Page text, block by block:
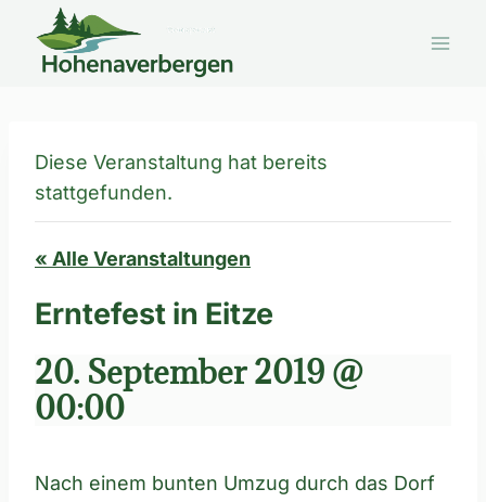
Inhalt
springen
Diese Veranstaltung hat bereits
stattgefunden.
« Alle Veranstaltungen
Erntefest in Eitze
20. September 2019 @
00:00
Nach einem bunten Umzug durch das Dorf